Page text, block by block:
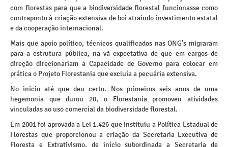
com florestas para que a biodiversidade florestal funcionasse como
contraponto à criação extensiva de boi atraindo investimento estatal
e da cooperação internacional.
Mais que apoio político, técnicos qualificados nas ONG’s migraram
para a estrutura pública, na vã expectativa de que em cargos de
direção direcionariam a Capacidade de Governo para colocar em
prática o Projeto Florestania que excluía a pecuária extensiva.
No início até que deu certo. Nos primeiros seis anos de uma
hegemonia que durou 20, o Florestania promoveu atividades
vinculadas ao uso comercial da biodiversidade florestal.
Em 2001 foi aprovada a Lei 1.426 que instituiu a Política Estadual de
Florestas que proporcionou a criação da Secretaria Executiva de
Floresta e Extrativismo, de início subordinada a Secretaria de